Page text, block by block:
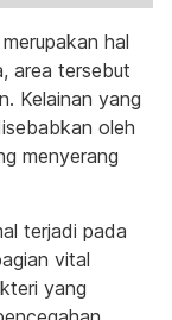
hal
area tersebut
Kelainan yang
oleh
menyerang
terjadi pada
vital
yang